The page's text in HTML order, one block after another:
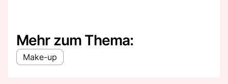
Mehr zum Thema:
Make-up